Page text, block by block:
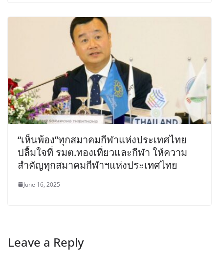
“เห็นพ้อง”ทุกสมาคมกีฬาแห่งประเทศไทย
ปลื้มใจที่ รมต.ทองเที่ยวและกีฬา ให้ความ
สำคัญทุกสมาคมกีฬาฯแห่งประเทศไทย
June 16, 2025
Leave a Reply